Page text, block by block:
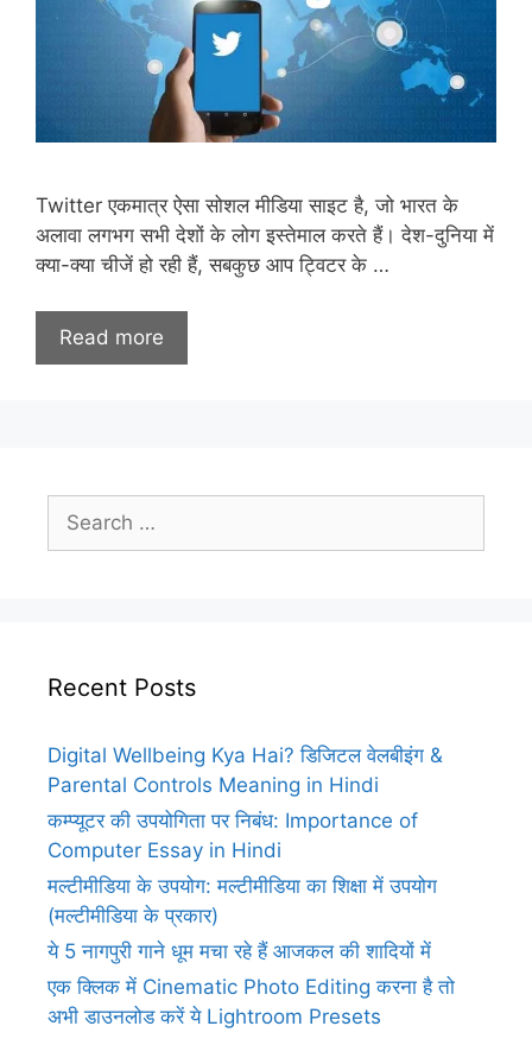
Twitter एकमात्र ऐसा सोशल मीडिया साइट है, जो भारत के
अलावा लगभग सभी देशों के लोग इस्तेमाल करते हैं। देश-दुनिया में
क्या-क्या चीजें हो रही हैं, सबकुछ आप ट्विटर के …
Read more
for:
Recent Posts
Digital Wellbeing Kya Hai? डिजिटल वेलबीइंग &
Parental Controls Meaning in Hindi
कम्प्यूटर की उपयोगिता पर निबंध: Importance of
Computer Essay in Hindi
मल्टीमीडिया के उपयोग: मल्टीमीडिया का शिक्षा में उपयोग
(मल्टीमीडिया के प्रकार)
ये 5 नागपुरी गाने धूम मचा रहे हैं आजकल की शादियों में
एक क्लिक में Cinematic Photo Editing करना है तो
अभी डाउनलोड करें ये Lightroom Presets